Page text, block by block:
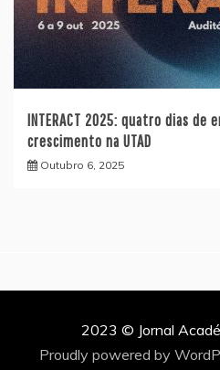
INTERACT 2025: quatro dias
crescimento na UTAD
Outubro 6, 2025
2023 © Jornal
Proudly powered by